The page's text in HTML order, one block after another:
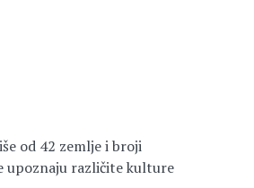
od 42 zemlje i broji
upoznaju različite kulture